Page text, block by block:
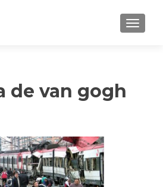
de van gogh